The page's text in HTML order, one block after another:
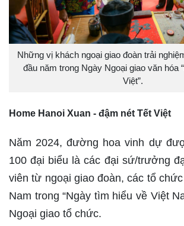
Những vị khách ngoại giao đoàn trải
đầu năm trong Ngày Ngoại giao văn hóa
Việt”.
Home Hanoi Xuan - đậm nét Tết Việt
Năm 2024, đường hoa vinh dự
100 đại biểu là các đại sứ/trưởng
viên từ ngoại giao đoàn, các tổ
Nam trong “Ngày tìm hiểu về Việt
Ngoại giao tổ chức.